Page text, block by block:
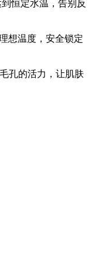
恒定水温，告别反
想温度，安全锁定
孔的活力，让肌肤